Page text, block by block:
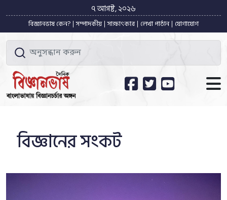
৭ আগষ্ট, ২০২৬
বিজ্ঞানভাষ কেন? সম্পাদকীয় সাক্ষাৎকার লেখা পাঠান যোগাযোগ
বিজ্ঞানের সংকট